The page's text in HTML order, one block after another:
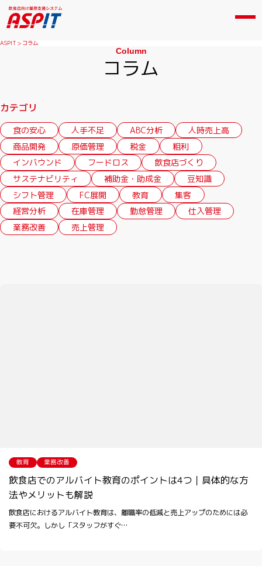
ASPIT コラム
Column
コラム
カテゴリ
食の安心 人手不足 ABC分析
人時売上高
商品開発
原価管理 税金
粗利
インバウンド
フードロス
飲食店づくり
サステナビリティ
補助金・助成金
豆知識
シフト管理
FC展開 教育
集客
経営分析
在庫管理 勤怠管理
仕入管理
業務改善
売上管理
教育 業務改善
飲食店でのアルバイト教育のポイントは4つ｜具体的な方
法やメリットも解説
飲食店におけるアルバイト教育は、離職率の低減と売上アップのためには必
要不可欠。しかし「スタッフがすぐ…